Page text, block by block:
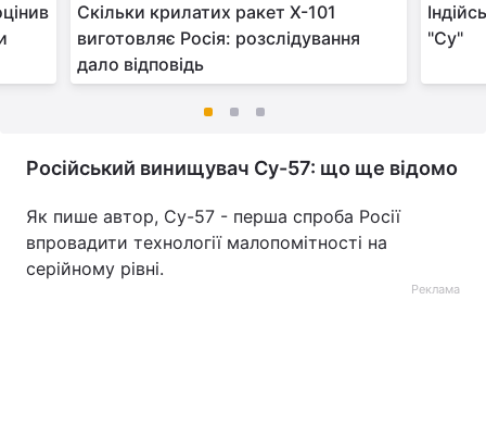
Скільки крилатих ракет Х-101
виготовляє Росія: розслідування
дало відповідь
"‎Су"‎
Російський винищувач Су-57: що ще відомо
Як пише автор, Су-57 - перша спроба Росії
впровадити технології малопомітності на
серійному рівні.
Реклама